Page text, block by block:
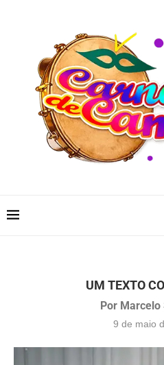
UM TEXTO
Por Marcelo
9 de maio